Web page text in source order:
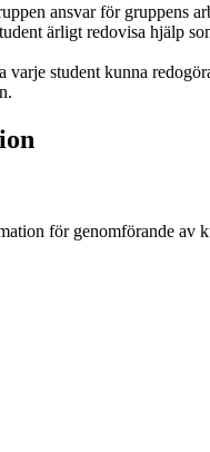
ansvar för gruppens
ärligt redovisa hjälp
student kunna
för genomförande